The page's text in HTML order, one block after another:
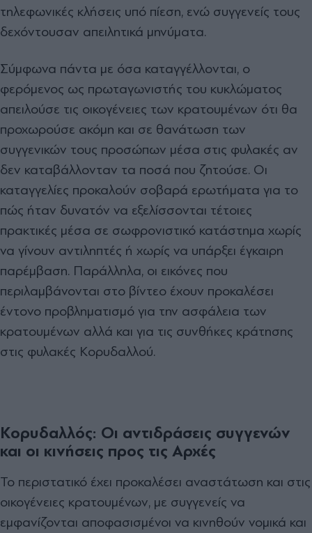
τηλεφωνικές κλήσεις υπό πίεση, ενώ συγγενείς τους
δεχόντουσαν απειλητικά μηνύματα.
Σύμφωνα πάντα με όσα καταγγέλλονται, ο
φερόμενος ως πρωταγωνιστής του κυκλώματος
απειλούσε τις οικογένειες των κρατουμένων ότι θα
προχωρούσε ακόμη και σε θανάτωση των
συγγενικών τους προσώπων μέσα στις φυλακές αν
δεν καταβάλλονταν τα ποσά που ζητούσε. Οι
καταγγελίες προκαλούν σοβαρά ερωτήματα για το
πώς ήταν δυνατόν να εξελίσσονται τέτοιες
πρακτικές μέσα σε σωφρονιστικό κατάστημα χωρίς
να γίνουν αντιληπτές ή χωρίς να υπάρξει έγκαιρη
παρέμβαση. Παράλληλα, οι εικόνες που
περιλαμβάνονται στο βίντεο έχουν προκαλέσει
έντονο προβληματισμό για την ασφάλεια των
κρατουμένων αλλά και για τις συνθήκες κράτησης
στις φυλακές Κορυδαλλού.
Κορυδαλλός: Οι αντιδράσεις συγγενών
και οι κινήσεις προς τις Αρχές
Το περιστατικό έχει προκαλέσει αναστάτωση και στις
οικογένειες κρατουμένων, με συγγενείς να
εμφανίζονται αποφασισμένοι να κινηθούν νομικά και